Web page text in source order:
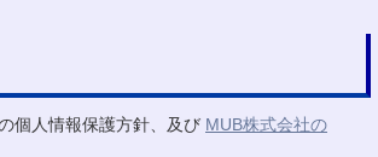
個人情報保護方針、及び MUB株式会社の